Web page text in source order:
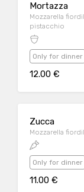
Mortazza
Mozzarella
pistacchio
Only for dinner
12.00 €
Zucca
Mozzarella
Only for dinner
11.00 €